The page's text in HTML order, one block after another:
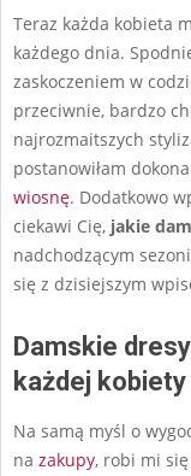
Teraz każda kobieta
każdego dnia.
zaskoczeniem w
przeciwnie, bardzo
najrozmaitszych
postanowiłam
wiosnę. Dodatkowo
ciekawi Cię, jakie
nadchodzącym
się z dzisiejszym
Damskie
każdej kobiety
Na samą myśl o
na zakupy, robi mi